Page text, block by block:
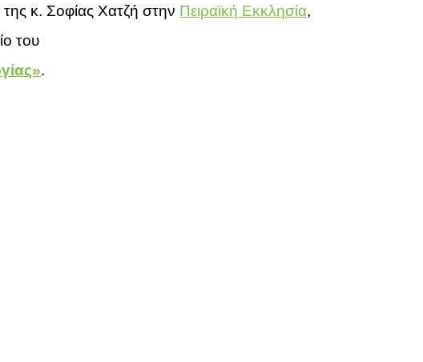
κ. Σοφίας Χατζή στην Πειραϊκή Εκκλησία,
του
.